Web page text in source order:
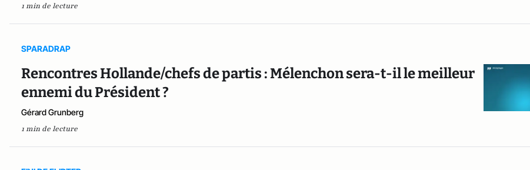
1 min de lecture
SPARADRAP
Rencontres Hollande/chefs de partis : Mélenchon sera-t-il le meilleur
ennemi du Président ?
Gérard Grunberg
1 min de lecture